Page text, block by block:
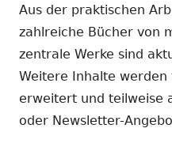
Aus der praktischen
zahlreiche Bücher von
zentrale Werke sind
Weitere Inhalte
erweitert und teilweise
oder Newsletter-